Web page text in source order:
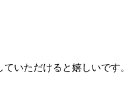
いただけると嬉しいです。